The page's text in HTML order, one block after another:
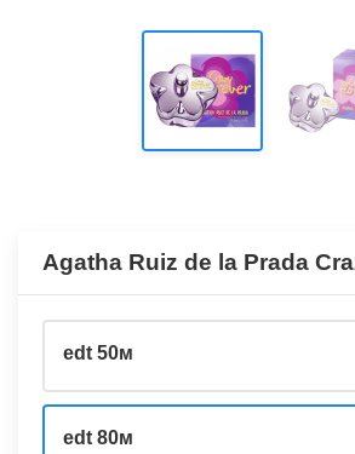
Agatha Ruiz de la Prada
edt 50м
edt 80м